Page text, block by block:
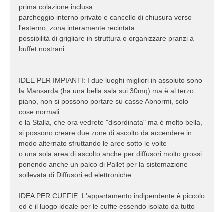
prima colazione inclusa
parcheggio interno privato e cancello di chiusura verso
l'esterno, zona interamente recintata.
possibilità di grigliare in struttura o organizzare pranzi a
buffet nostrani.
IDEE PER IMPIANTI: I due luoghi migliori in assoluto sono
la Mansarda (ha una bella sala sui 30mq) ma è al terzo
piano, non si possono portare su casse Abnormi, solo
cose normali
e la Stalla, che ora vedrete "disordinata" ma è molto bella,
si possono creare due zone di ascolto da accendere in
modo alternato sfruttando le aree sotto le volte
o una sola area di ascolto anche per diffusori molto grossi
ponendo anche un palco di Pallet per la sistemazione
sollevata di Diffusori ed elettroniche.
IDEA PER CUFFIE: L'appartamento indipendente è piccolo
ed è il luogo ideale per le cuffie essendo isolato da tutto